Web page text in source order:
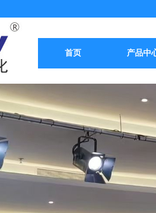
首页 产品中